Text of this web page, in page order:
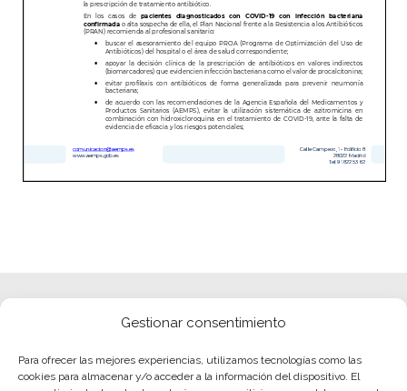
Gestionar consentimiento
Para ofrecer las mejores experiencias, utilizamos tecnologías como las
cookies para almacenar y/o acceder a la información del dispositivo. El